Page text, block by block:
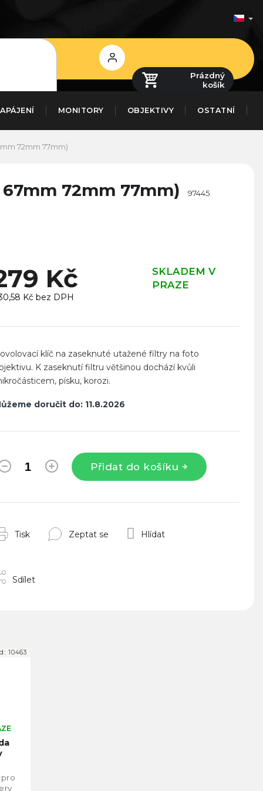
Přihlášení
Prázdný
košík
MONITORY OBJEKTIVY OSTATNÍ
72mm 77mm)
72mm 77mm) 97445
Kč
SKLADEM V
PRAZE
Kč bez DPH
doručit do: 11.8.2026
Přidat do košíku
klíč na zaseknuté utažené filtry na foto
K zaseknutí filtru většinou dochází kvůli
písku, korozi.
Tisk Zeptat se Hlídat
Sdílet
pro
10463